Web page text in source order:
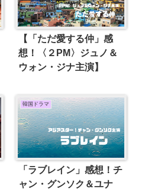
【「ただ愛する仲」感
想！〈２PM〉ジュノ＆
ウォン・ジナ主演】
韓国ドラマ
「ラブレイン」感想！チ
ャン・グンソク＆ユナ